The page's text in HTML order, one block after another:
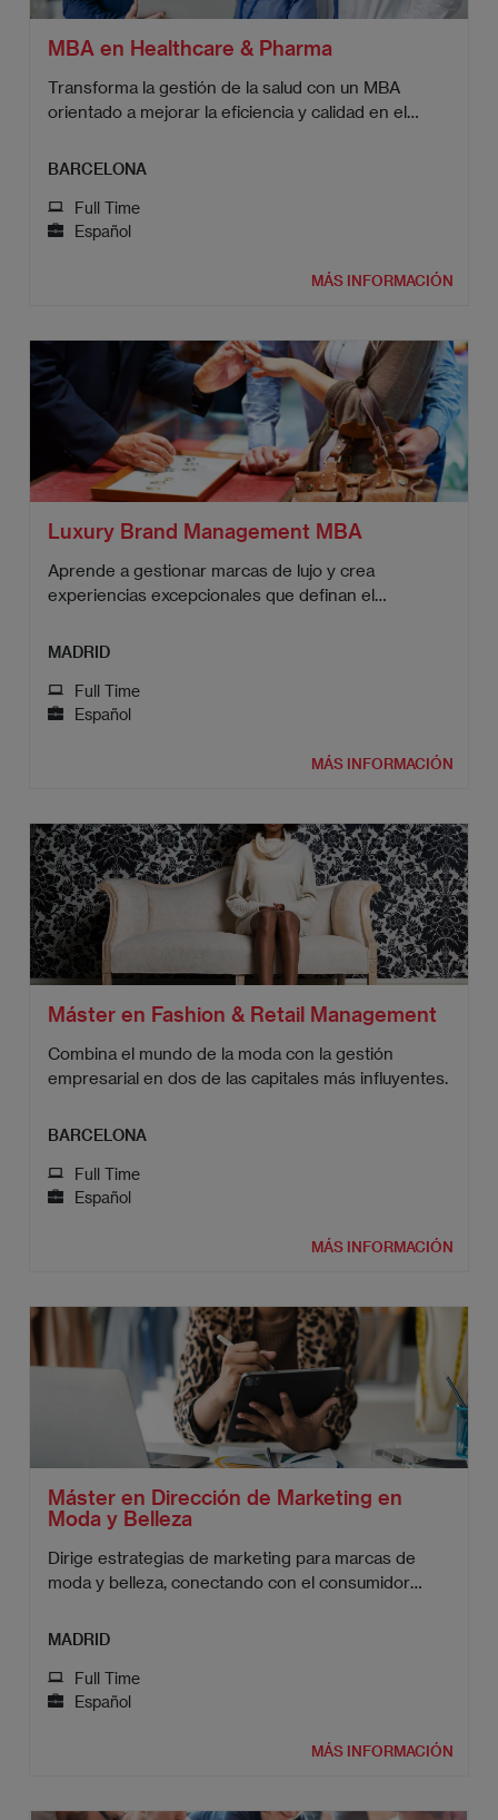
MBA en Healthcare & Pharma
Transforma la gestión de la salud con un MBA
orientado a mejorar la eficiencia y calidad en el
BARCELONA
Full Time
Español
MÁS INFORMACIÓN
Luxury Brand Management MBA
Aprende a gestionar marcas de lujo y crea
experiencias excepcionales que definan el
MADRID
Full Time
Español
MÁS INFORMACIÓN
Máster en Fashion & Retail Management
Combina el mundo de la moda con la gestión
empresarial en dos de las capitales más influyentes.
BARCELONA
Full Time
Español
MÁS INFORMACIÓN
Máster en Dirección de Marketing en
Moda y Belleza
Dirige estrategias de marketing para marcas de
moda y belleza, conectando con el consumidor
MADRID
Full Time
Español
MÁS INFORMACIÓN